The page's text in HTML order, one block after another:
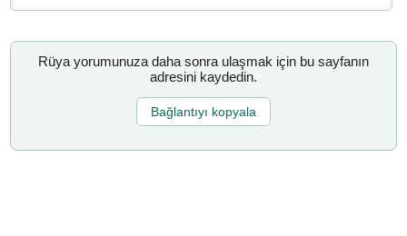
Rüya yorumunuza daha sonra ulaşmak için bu sayfanın
adresini kaydedin.
Bağlantıyı kopyala